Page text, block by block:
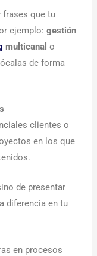
frases que tu
ejemplo:gestión
multicanal o
de forma
clientes o
en los que
de presentar
diferencia en tu
en procesos